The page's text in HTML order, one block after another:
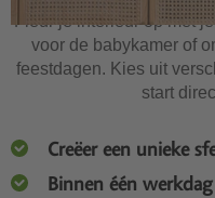
Fleur je interieur op met
voor de babykamer of
feestdagen. Kies uit
start
Creëer een unieke
Binnen één